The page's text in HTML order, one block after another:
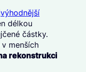
délkou
částky.
menších
rekonstrukci